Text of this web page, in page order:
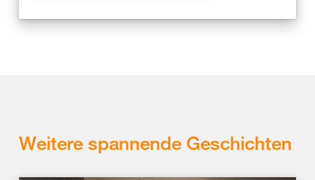
Weitere spannende Geschichten